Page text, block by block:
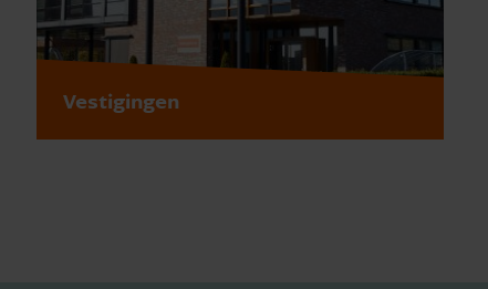
Vestigingen